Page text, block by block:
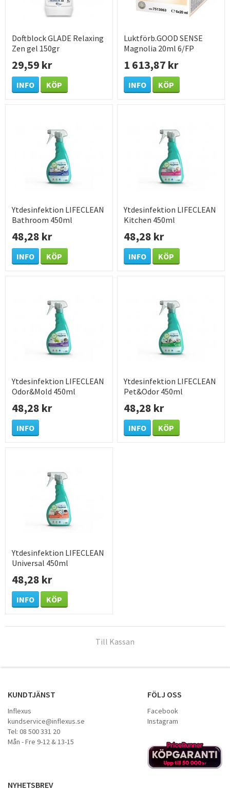
Doftblock GLADE Relaxing
Zen gel 150gr
29,59 kr
INFO KÖP
Luktförb.GOOD SENSE
Magnolia 20ml 6/FP
1 613,87 kr
INFO KÖP
Ytdesinfektion LIFECLEAN
Bathroom 450ml
48,28 kr
INFO KÖP
Ytdesinfektion LIFECLEAN
Kitchen 450ml
48,28 kr
INFO KÖP
Ytdesinfektion LIFECLEAN
Odor&Mold 450ml
48,28 kr
INFO
Ytdesinfektion LIFECLEAN
Pet&Odor 450ml
48,28 kr
INFO KÖP
Ytdesinfektion LIFECLEAN
Universal 450ml
48,28 kr
INFO KÖP
Till Kassan
KUNDTJÄNST
Inflexus
kundservice@inflexus.se
Tel: 08 500 331 20
Mån - Fre 9-12 & 13-15
FÖLJ OSS
Facebook
Instagram
NYHETSBREV